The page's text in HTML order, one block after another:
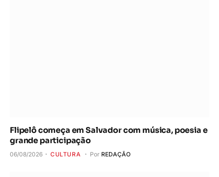
Flipelô começa em Salvador com música, poesia e
grande participação
06/08/2026 CULTURA Por REDAÇÃO